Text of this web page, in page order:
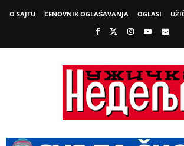
O SAJTU CENOVNIK OGLAŠAVANJA OGLASI